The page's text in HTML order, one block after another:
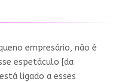
empresário, não é
espetáculo [da
ligado a esses